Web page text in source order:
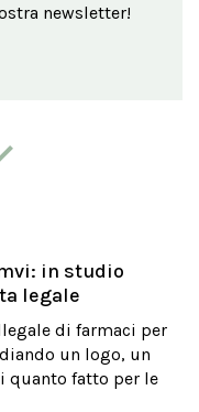
newsletter!
in studio
legale
di farmaci per
un logo, un
quanto fatto per le